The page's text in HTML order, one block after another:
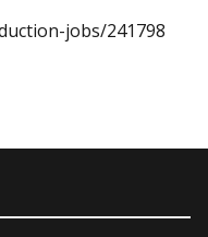
jobs/241798